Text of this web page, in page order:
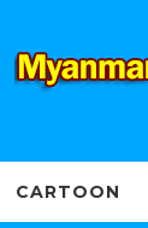
CARTOON